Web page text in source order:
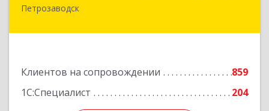
Петрозаводск
Клиентов на сопровождении
859
1С:Специалист
204
185001, Карелия Респ, Петрозаводск г,
Подробнее